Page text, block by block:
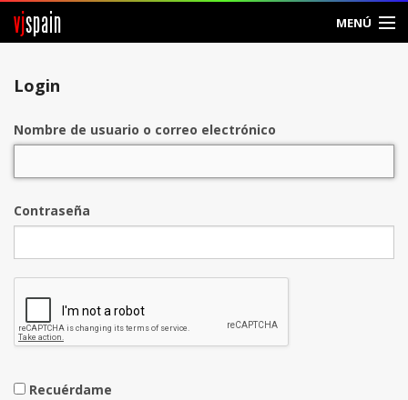
vjspain MENÚ
Login
Nombre de usuario o correo electrónico
Contraseña
Recuérdame